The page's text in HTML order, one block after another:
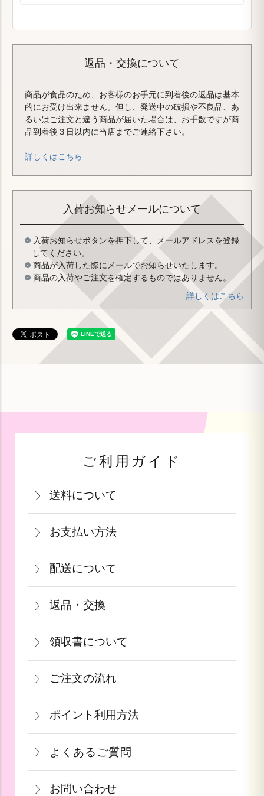
返品・交換について
商品が食品のため、お客様のお手元に到着後の返品は基本
的にお受け出来ません。但し、発送中の破損や不良品、あ
るいはご注文と違う商品が届いた場合は、お手数ですが商
品到着後３日以内に当店までご連絡下さい。
詳しくはこちら
入荷お知らせメールについて
入荷お知らせボタンを押下して、メールアドレスを登録
してください。
商品が入荷した際にメールでお知らせいたします。
商品の入荷やご注文を確定するものではありません。
詳しくはこちら
ご利用ガイド
送料について
関西・中国・四国・九州：770円(税込)
北陸・中部：990円(税込)
関東・信越：990円(税込)
東北：1,210円(税込)
北海道：1,540円(税込)
沖縄：2,750円(税込)
※クール便の場合は送料＋クール代金
440円（税込）
お支払い方法
お支払いは、カード決済・代金引換・銀
行振込（前払い）・PayPay（オンライ
ン決済）・auPAY・d払い・auかんたん
決済・ソフトバンクまとめて支払いがご
利用頂けます。
≪デビットカードを御使用の場合≫
カードの特性上、ご注文時点でお支払い
となっております。
果物など収穫時期までお時間を頂く商品
も御座いますこと、ご了承くださいま
配送について
通常在庫がある商品につきましては、ご
注文から2～5営業日で発送致します。
果物や予約ギフトについては出荷時期が
参りましたら、ご予約順に発送いたしま
す。
返品・交換
商品が食品等の場合は、お客様のお手元
に到着後の返品は基本的にお受け出来ま
せん。但し、発送中の破損や不良品、あ
るいはご注文と違う商品が届いた場合
は、お手数ですが商品到着後３日以内に
当店までご連絡下さい。
領収書について
領収書をご希望のお客様は、ご注文画面
の備考欄にてお知らせ下さい。なお、お
支払い方法にて領収書の形態が異なりま
す。
ご注文の流れ
一部出荷が遅れる商品に関してはメール
にて納期のご連絡をいたします。
青果ギフト対応商品につきましてはお届
け日の指定ができかねます。予めご了承
ください。
ポイント利用方法
会員登録をされたお客様はポイントを利
用できます。ご注文画面の「お支払い方
法選択」画面にて、ポイント利用を入力
することができます。店舗では利用でき
よくあるご質問
お問い合わせ